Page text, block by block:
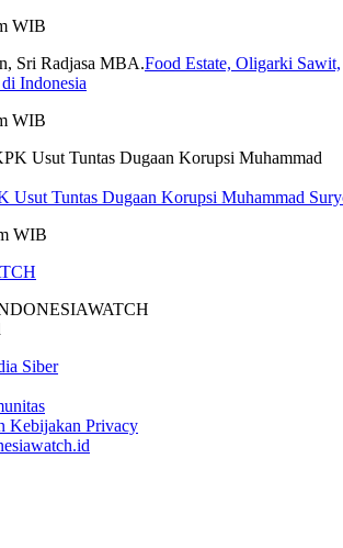
WIB
Food Estate, Oligarki Sawit,
Indonesia
WIB
Usut Tuntas Dugaan Korupsi Muhammad
WIB
Siber
Kebijakan Privacy